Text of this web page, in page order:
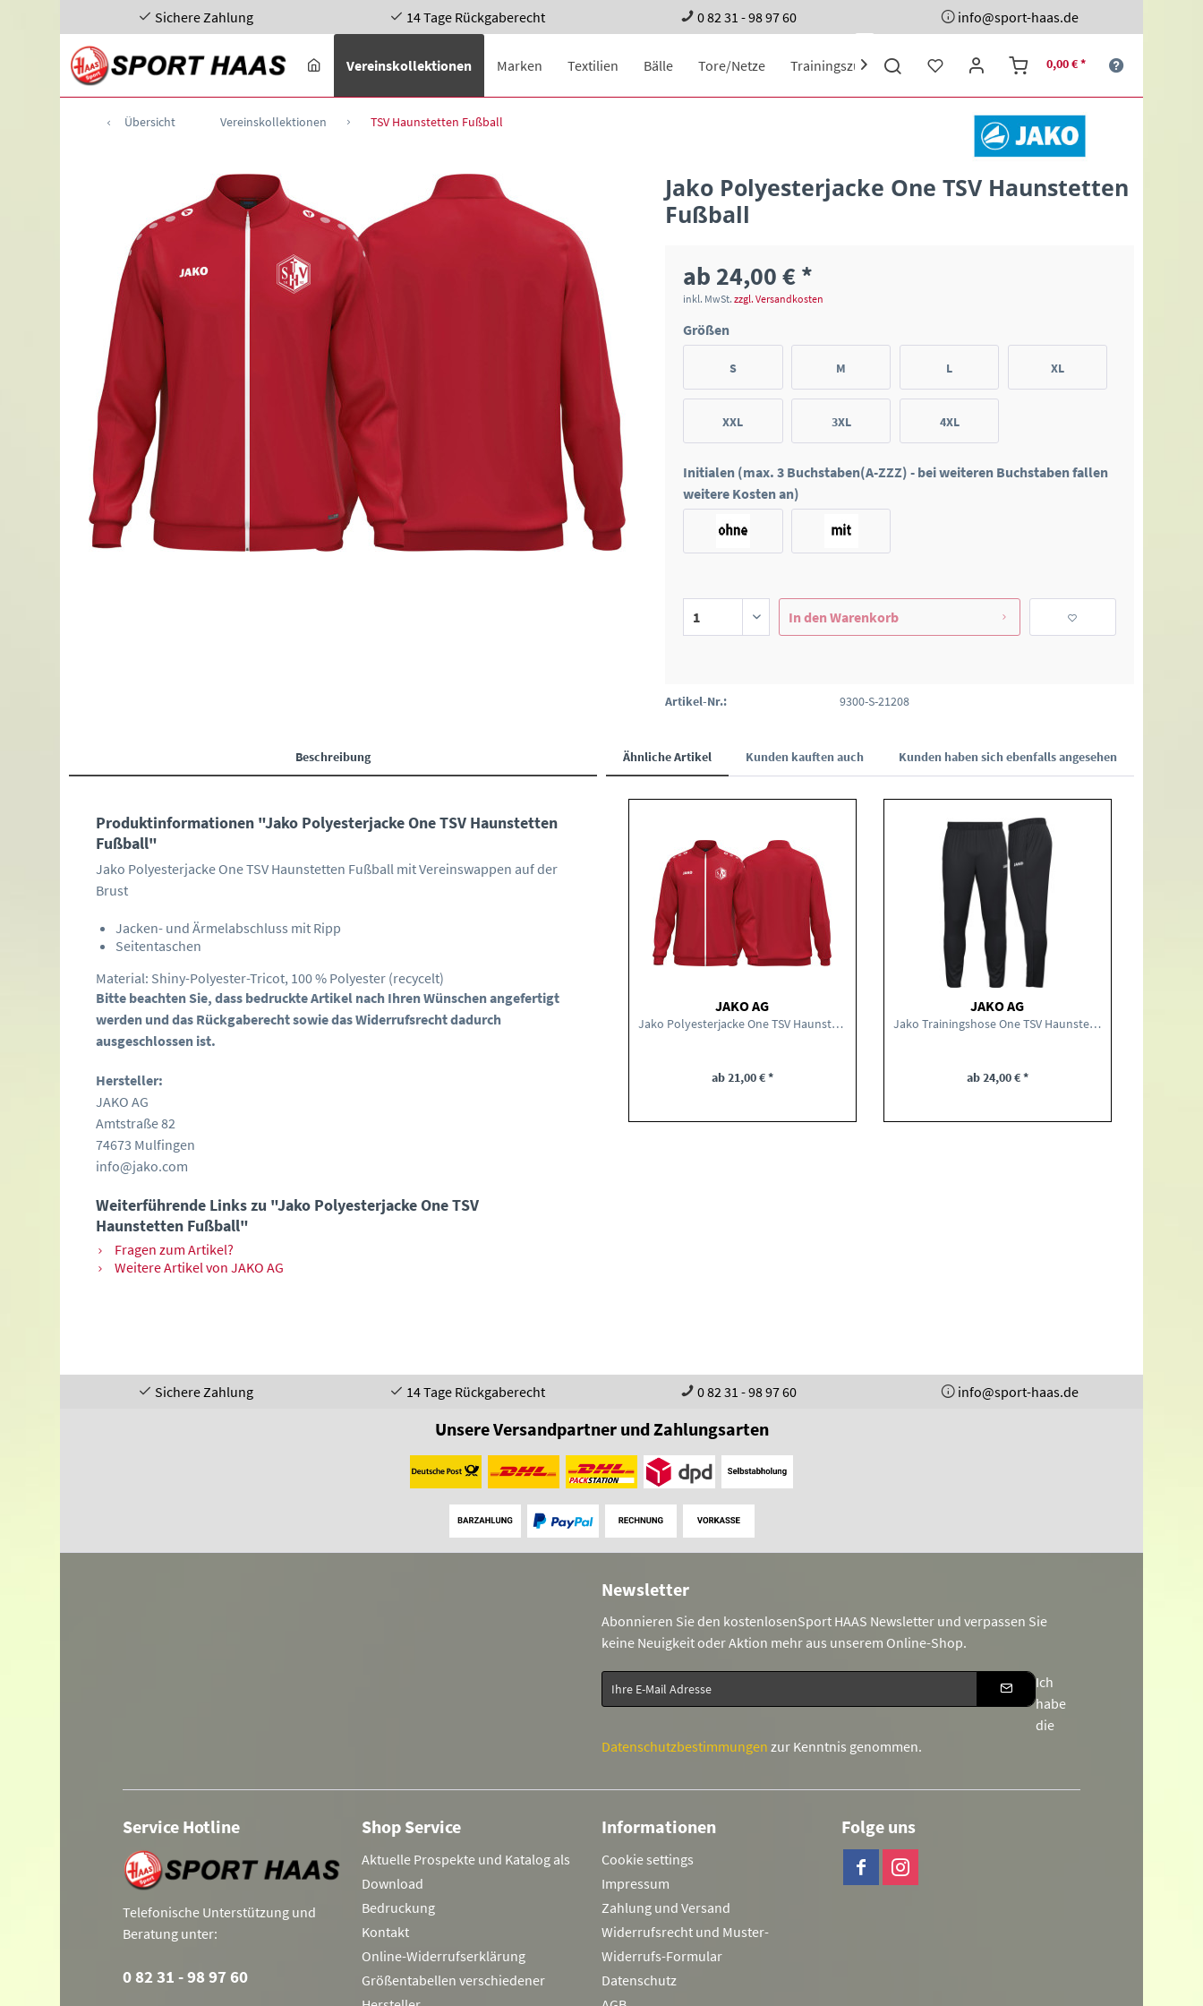
Sichere Zahlung 14 Tage Rückgaberecht 0 82 31 - 98 97 60 info@sport-haas.de
Vereinskollektionen Marken Textilien Bälle Tore/Netze Trainingszubehör Ehrenpreise Sporttaschen
 0,00 € *
Übersicht Vereinskollektionen TSV Haunstetten Fußball
Jako Polyesterjacke One TSV Haunstetten
Fußball
ab 24,00 € *
inkl. MwSt.zzgl. Versandkosten
Größen
S M L XL
XXL 3XL 4XL
Initialen (max. 3 Buchstaben(A-ZZZ) - bei weiteren Buchstaben fallen
weitere Kosten an)
In den Warenkorb
Artikel-Nr.: 9300-S-21208
Beschreibung
Produktinformationen "Jako Polyesterjacke One TSV Haunstetten
Fußball"
Jako Polyesterjacke One TSV Haunstetten Fußball mit Vereinswappen auf der
Brust
Jacken- und Ärmelabschluss mit Ripp
Seitentaschen
Material: Shiny-Polyester-Tricot, 100 % Polyester (recycelt)
Bitte beachten Sie, dass bedruckte Artikel nach Ihren Wünschen angefertigt
werden und das Rückgaberecht sowie das Widerrufsrecht dadurch
ausgeschlossen ist.
Hersteller:
JAKO AG
Amtstraße 82
74673 Mulfingen
info@jako.com
Weiterführende Links zu "Jako Polyesterjacke One TSV
Haunstetten Fußball"
Fragen zum Artikel?
Weitere Artikel von JAKO AG
Ähnliche Artikel Kunden kauften auch Kunden haben sich ebenfalls angesehen
JAKO AG
Jako Polyesterjacke One TSV Haunstetten Fußball...
ab 21,00 € *
JAKO AG
Jako Trainingshose One TSV Haunstetten Fußball
ab 24,00 € *
Sichere Zahlung 14 Tage Rückgaberecht 0 82 31 - 98 97 60 info@sport-haas.de
Unsere Versandpartner und Zahlungsarten
Newsletter
Abonnieren Sie den kostenlosenSport HAAS Newsletter und verpassen Sie
keine Neuigkeit oder Aktion mehr aus unserem Online-Shop.
Ich
habe
die
Datenschutzbestimmungen zur Kenntnis genommen.
Service Hotline
Telefonische Unterstützung und
Beratung unter:
0 82 31 - 98 97 60
Shop Service
Aktuelle Prospekte und Katalog als
Download
Bedruckung
Kontakt
Online-Widerrufserklärung
Größentabellen verschiedener
Informationen
Cookie settings
Impressum
Zahlung und Versand
Widerrufsrecht und Muster-
Widerrufs-Formular
Datenschutz
Folge uns